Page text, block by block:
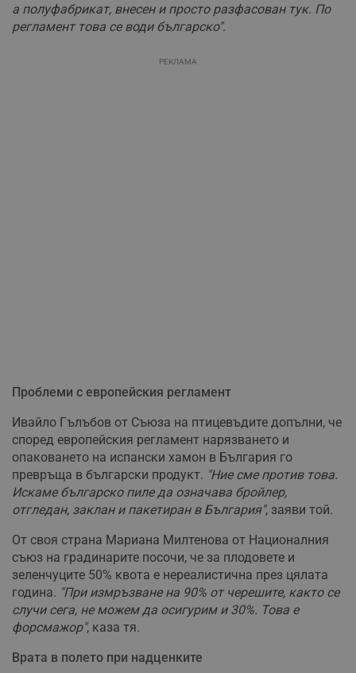
а полуфабрикат, внесен и просто разфасован тук. По
регламент това се води българско".
РЕКЛАМА
Проблеми с европейския регламент
Ивайло Гълъбов от Съюза на птицевъдите допълни, че
според европейския регламент нарязването и
опаковането на испански хамон в България го
превръща в български продукт. "Ние сме против това.
Искаме българско пиле да означава бройлер,
отгледан, заклан и пакетиран в България", заяви той.
От своя страна Мариана Милтенова от Националния
съюз на градинарите посочи, че за плодовете и
зеленчуците 50% квота е нереалистична през цялата
година. "При измръзване на 90% от черешите, както се
случи сега, не можем да осигурим и 30%. Това е
форсмажор", каза тя.
Врата в полето при надценките